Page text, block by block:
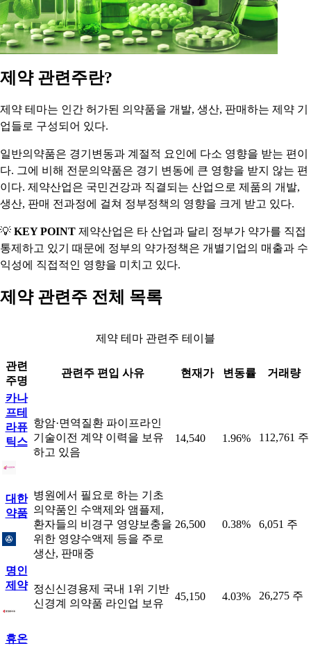
제약 관련주란?
제약 테마는 인간 허가된 의약품을 개발, 생산, 판매하는 제약 기
업들로 구성되어 있다.
일반의약품은 경기변동과 계절적 요인에 다소 영향을 받는 편이
다. 그에 비해 전문의약품은 경기 변동에 큰 영향을 받지 않는 편
이다. 제약산업은 국민건강과 직결되는 산업으로 제품의 개발,
생산, 판매 전과정에 걸쳐 정부정책의 영향을 크게 받고 있다.
💡 KEY POINT 제약산업은 타 산업과 달리 정부가 약가를 직접
통제하고 있기 때문에 정부의 약가정책은 개별기업의 매출과 수
익성에 직접적인 영향을 미치고 있다.
제약 관련주 전체 목록
제약 테마 관련주 테이블
관련
주명
관련주 편입 사유 현재가 변동률 거래량
카나
프테
라퓨
틱스
항암·면역질환 파이프라인
기술이전 계약 이력을 보유
하고 있음
14,540 1.96% 112,761 주
대한
약품
병원에서 필요로 하는 기초
의약품인 수액제와 앰플제,
환자들의 비경구 영양보충을
위한 영양수액제 등을 주로
생산, 판매중
26,500 0.38% 6,051 주
명인
제약 정신신경용제 국내 1위 기반
신경계 의약품 라인업 보유
45,150 4.03% 26,275 주
휴온